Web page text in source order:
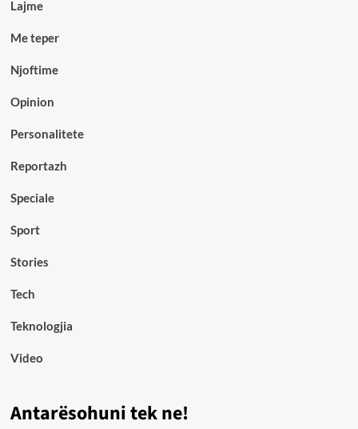
Lajme
Me teper
Njoftime
Opinion
Personalitete
Reportazh
Speciale
Sport
Stories
Tech
Teknologjia
Video
Antarësohuni tek ne!